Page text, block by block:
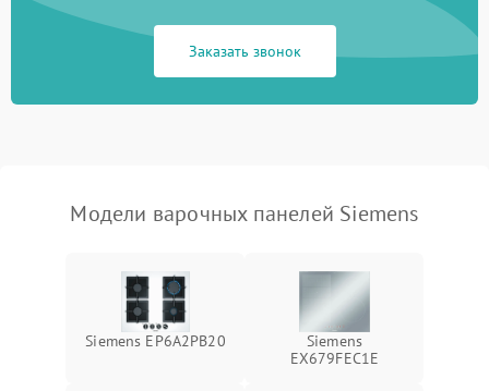
Заказать звонок
Модели варочных панелей Siemens
Siemens EP6A2PB20
Siemens
EX679FEC1E